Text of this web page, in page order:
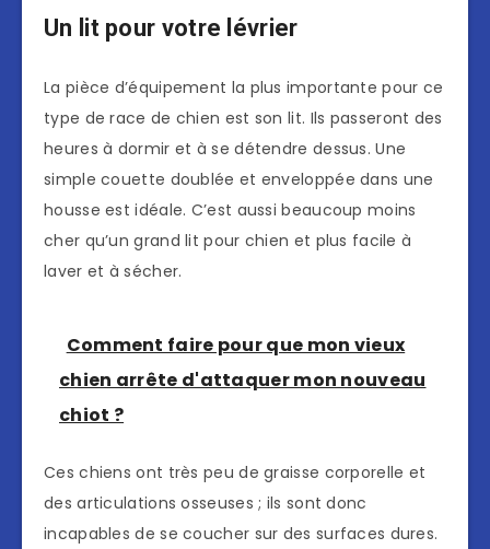
Un lit pour votre lévrier
La pièce d’équipement la plus importante pour ce
type de race de chien est son lit. Ils passeront des
heures à dormir et à se détendre dessus. Une
simple couette doublée et enveloppée dans une
housse est idéale. C’est aussi beaucoup moins
cher qu’un grand lit pour chien et plus facile à
laver et à sécher.
Comment faire pour que mon vieux
chien arrête d'attaquer mon nouveau
chiot ?
Ces chiens ont très peu de graisse corporelle et
des articulations osseuses ; ils sont donc
incapables de se coucher sur des surfaces dures.